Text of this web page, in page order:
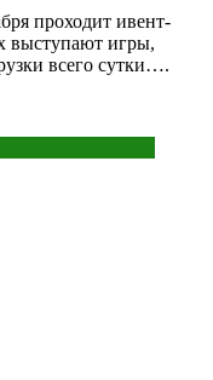
проходит ивент-
выступают игры,
всего сутки….